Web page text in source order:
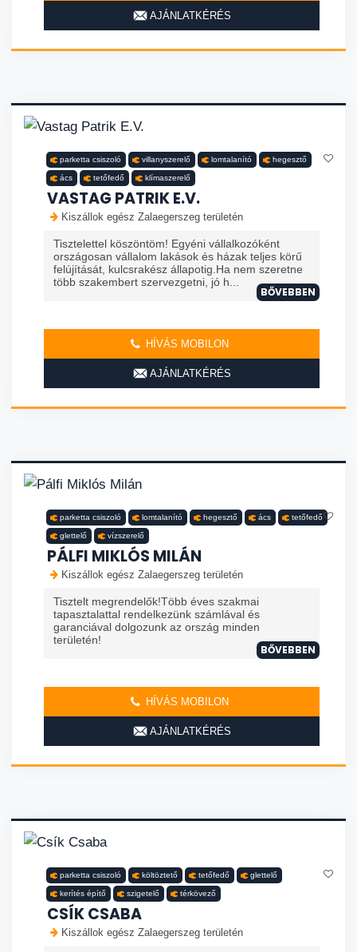
AJÁNLATKÉRÉS
parketta csiszoló villanyszerelő lomtalanító hegesztő
ács tetőfedő klímaszerelő
VASTAG PATRIK E.V.
Kiszállok egész Zalaegerszeg területén
Tisztelettel köszöntöm! Egyéni vállalkozóként
országosan vállalom lakások és házak teljes körű
felújítását, kulcsrakész állapotig.Ha nem szeretne
több szakembert szervezgetni, jó h...
BŐVEBBEN
HÍVÁS MOBILON
AJÁNLATKÉRÉS
parketta csiszoló lomtalanító hegesztő ács tetőfedő
glettelő vízszerelő
PÁLFI MIKLÓS MILÁN
Kiszállok egész Zalaegerszeg területén
Tisztelt megrendelők!Több éves szakmai
tapasztalattal rendelkezünk számlával és
garanciával dolgozunk az ország minden
területén!
BŐVEBBEN
HÍVÁS MOBILON
AJÁNLATKÉRÉS
parketta csiszoló költöztető tetőfedő glettelő
kerítés építő szigetelő térkövező
CSÍK CSABA
Kiszállok egész Zalaegerszeg területén